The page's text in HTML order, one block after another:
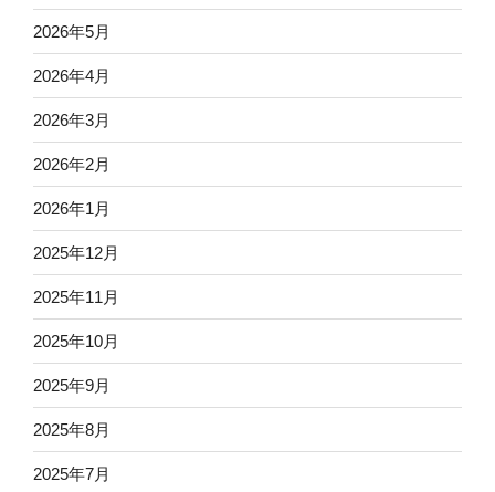
2026年5月
2026年4月
2026年3月
2026年2月
2026年1月
2025年12月
2025年11月
2025年10月
2025年9月
2025年8月
2025年7月